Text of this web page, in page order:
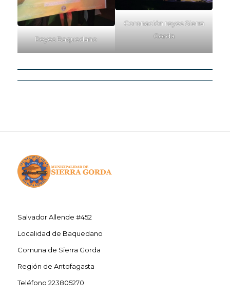
Reyes Baquedano
Coronación reyes Sierra
Gorda
Salvador Allende #452
Localidad de Baquedano
Comuna de Sierra Gorda
Región de Antofagasta
Teléfono 223805270